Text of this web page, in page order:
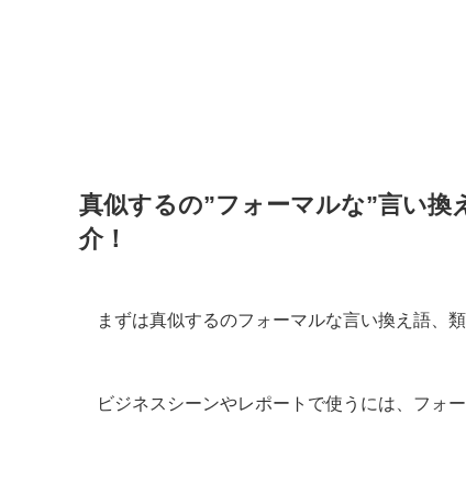
真似するの”フォーマルな”言い
介！
まずは真似するのフォーマルな言い換え語、
ビジネスシーンやレポートで使うには、フォ